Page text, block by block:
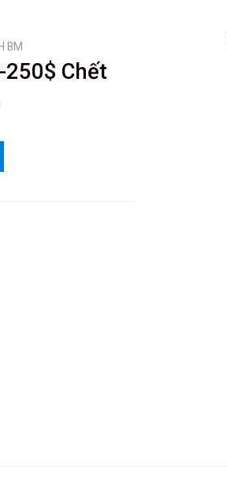
BM
Chết